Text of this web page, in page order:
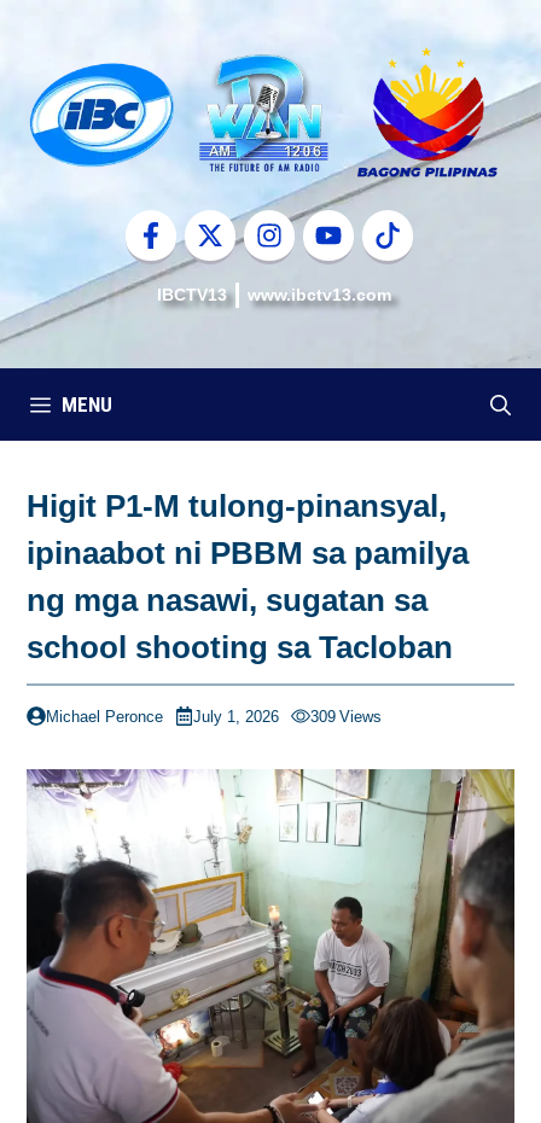
content
IBCTV13 www.ibctv13.com
MENU
Higit P1-M tulong-pinansyal,
ipinaabot ni PBBM sa pamilya
ng mga nasawi, sugatan sa
school shooting sa Tacloban
Michael Peronce July 1, 2026 309 Views